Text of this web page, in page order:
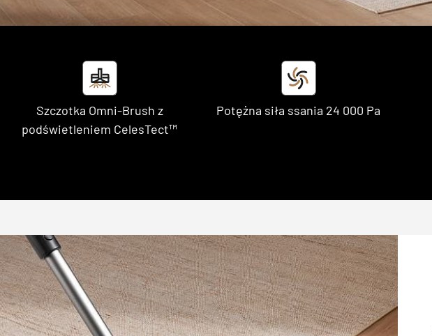
Szczotka Omni-Brush z
podświetleniem CelesTect™
Potężna siła ssania 24 000 Pa